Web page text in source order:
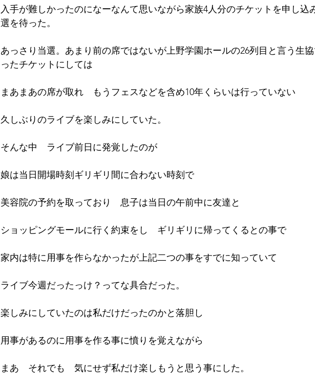
入手が難しかったのになーなんて思いながら家族4人分のチケットを申し込
選を待った。
あっさり当選。あまり前の席ではないが上野学園ホールの26列目と言う生
ったチケットにしては
まあまあの席が取れ　もうフェスなどを含め10年くらいは行っていない
久しぶりのライブを楽しみにしていた。
そんな中　ライブ前日に発覚したのが
娘は当日開場時刻ギリギリ間に合わない時刻で
美容院の予約を取っており　息子は当日の午前中に友達と
ショッピングモールに行く約束をし　ギリギリに帰ってくるとの事で
家内は特に用事を作らなかったが上記二つの事をすでに知っていて
ライブ今週だったっけ？ってな具合だった。
楽しみにしていたのは私だけだったのかと落胆し
用事があるのに用事を作る事に憤りを覚えながら
まあ　それでも　気にせず私だけ楽しもうと思う事にした。